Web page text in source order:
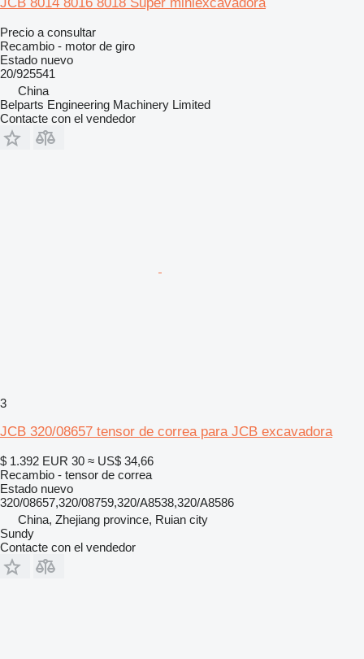
Precio a consultar
Recambio - motor de giro
Estado nuevo
20/925541
China
Belparts Engineering Machinery Limited
Contacte con el vendedor
3
JCB 320/08657 tensor de correa para JCB excavadora
$ 1.392 EUR 30 ≈ US$ 34,66
Recambio - tensor de correa
Estado nuevo
320/08657,320/08759,320/A8538,320/A8586
China, Zhejiang province, Ruian city
Sundy
Contacte con el vendedor